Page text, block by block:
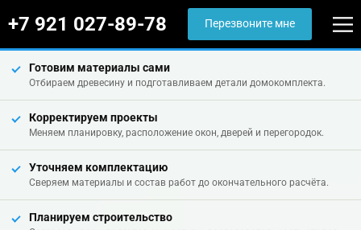
+7 921 027-89-78 Перезвоните мне
Готовим материалы сами
Отбираем древесину и подготавливаем детали домокомплекта.
Корректируем проекты
Меняем планировку, расположение окон, дверей и перегородок.
Уточняем комплектацию
Сверяем материалы и состав работ до окончательного расчёта.
Планируем строительство